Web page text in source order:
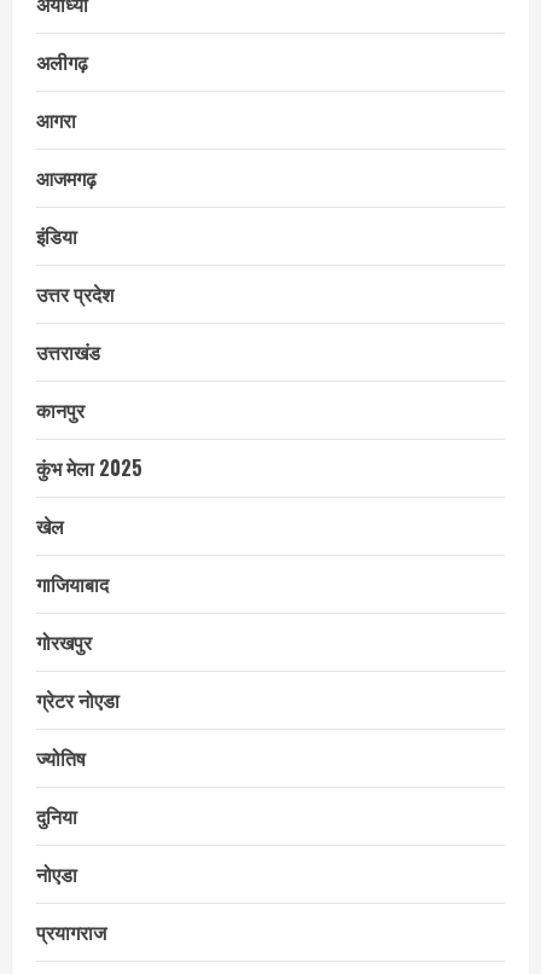
अलीगढ़
आगरा
आजमगढ़
इंडिया
उत्तर प्रदेश
उत्तराखंड
कानपुर
कुंभ मेला 2025
खेल
गाजियाबाद
गोरखपुर
ग्रेटर नोएडा
ज्योतिष
दुनिया
नोएडा
प्रयागराज